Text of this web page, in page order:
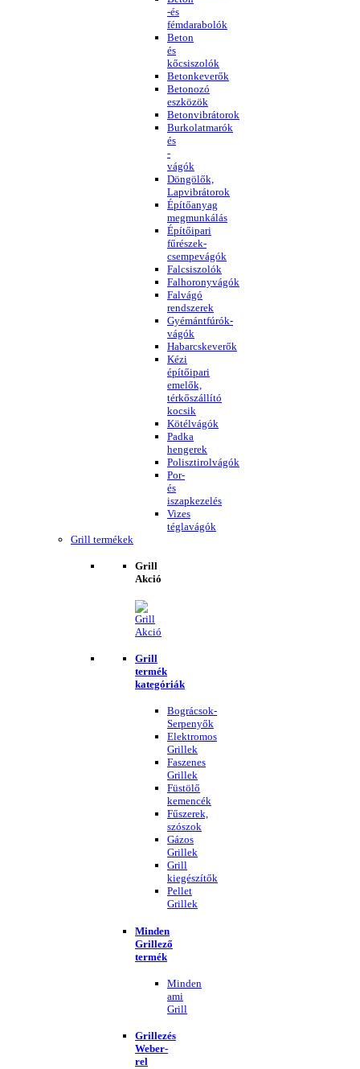
-és
fémdarabolók
Beton
és
kőcsiszolók
Betonkeverők
Betonozó
eszközök
Betonvibrátorok
Burkolatmarók
és
-
vágók
Döngölők,
Lapvibrátorok
Építőanyag
megmunkálás
Építőipari
fűrészek-
csempevágók
Falcsiszolók
Falhoronyvágók
Falvágó
rendszerek
Gyémántfúrók-
vágók
Habarcskeverők
Kézi
építőipari
emelők,
térkőszállító
kocsik
Kötélvágók
Padka
hengerek
Polisztirolvágók
Por-
és
iszapkezelés
Vizes
téglavágók
Grill termékek
Grill
Akció
Grill
termék
kategóriák
Bográcsok-
Serpenyők
Elektromos
Grillek
Faszenes
Grillek
Füstölő
kemencék
Fűszerek,
szószok
Gázos
Grillek
Grill
kiegészítők
Pellet
Grillek
Minden
Grillező
termék
Minden
ami
Grill
Grillezés
Weber-
rel